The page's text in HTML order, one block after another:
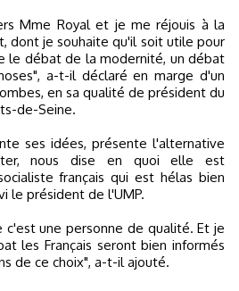
Mme Royal et je me réjouis à la
dont je souhaite qu'il soit utile pour
le débat de la modernité, un débat
a-t-il déclaré en marge d'un
en sa qualité de président du
de-Seine.
ses idées, présente l'alternative
nous dise en quoi elle est
français qui est hélas bien
le président de l'UMP.
c'est une personne de qualité. Et je
les Français seront bien informés
de ce choix", a-t-il ajouté.